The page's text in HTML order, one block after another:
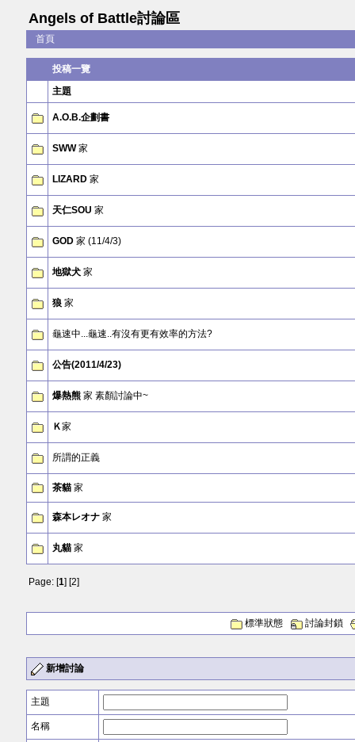
Angels of Battle討論區
首頁
投稿一覽
主題
A.O.B.企劃書
SWW家
LIZARD家
天仁SOU 家
GOD家 (11/4/3)
地獄犬家
狼家
龜速中...龜速..有沒有更有效率的方法?
公告(2011/4/23)
爆熱熊家 素顏討論中~
Ｋ家
所謂的正義
茶貓家
森本レオナ家
丸貓家
Page: [1] [2]
標準狀態 討論封鎖
新增討論
主題
名稱